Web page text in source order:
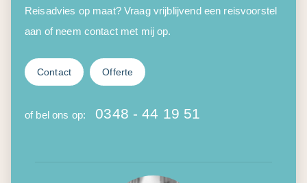
Reisadvies op maat? Vraag vrijblijvend een reisvoorstel
aan of neem contact met mij op.
Contact Offerte
of bel ons op: 0348 - 44 19 51